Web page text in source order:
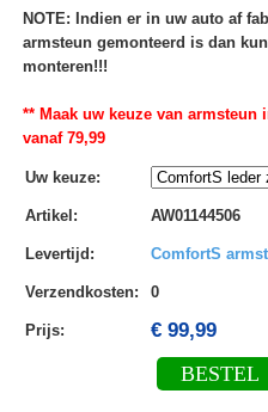
NOTE: Indien er in uw auto af
armsteun gemonteerd is dan
monteren!!!
** Maak uw keuze van
vanaf 79,99
Uw keuze:
Artikel : AW01144506
Levertijd : ComfortS
Verzendkosten: 0
Prijs: € 99,99
BESTEL